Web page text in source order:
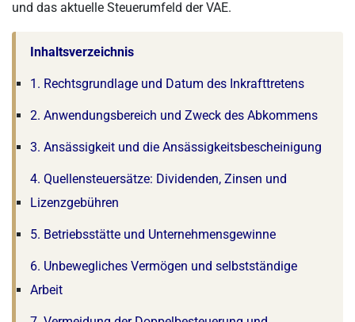
und das aktuelle Steuerumfeld der VAE.
Inhaltsverzeichnis
1. Rechtsgrundlage und Datum des Inkrafttretens
2. Anwendungsbereich und Zweck des Abkommens
3. Ansässigkeit und die Ansässigkeitsbescheinigung
4. Quellensteuersätze: Dividenden, Zinsen und
Lizenzgebühren
5. Betriebsstätte und Unternehmensgewinne
6. Unbewegliches Vermögen und selbstständige
Arbeit